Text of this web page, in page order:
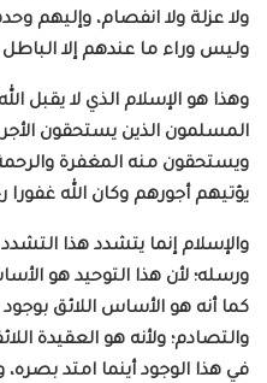
ولا عزلة ولا انفصام، وإليهم
وليس وراء ما عندهم إلا
وهذا هو الإسلام الذي لا يقبل
المسلمون الذين يستحقون الأجر
ويستحقون منه المغفرة
يؤتيهم أجورهم وكان الله غفورا رحيما (152)(
والإسلام إنما يتشدد هذا
ورسله؛ لأن هذا التوحيد هو
كما أنه هو الأساس اللائق
والتصادم؛ ولأنه هو العقيدة
في هذا الوجود أينما امتد